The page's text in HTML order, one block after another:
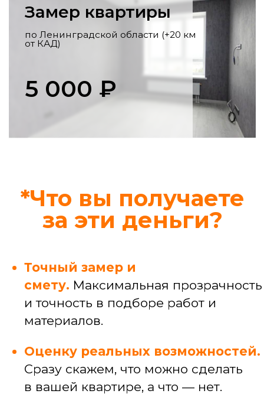
профессиональный перенос стояков,
розеток, выводов под сантехнику по
Узнать стоимость конкретной услуги
Профессиональные
услуги
Услуги мастера широкого профиля